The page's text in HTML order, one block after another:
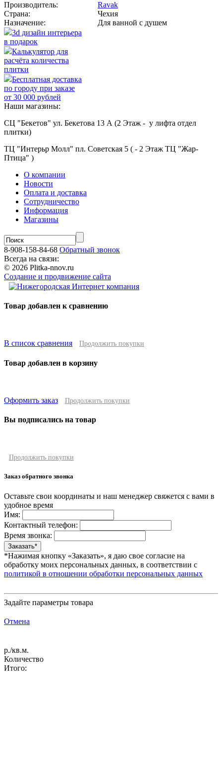
Производитель:
Ravak
Страна:
Чехия
Назначение:
Для ванной с душем
3d дизайн интерьера
в подарок
Калькулятор для
расчёта количества
плитки
Бесплатная доставка
по городу при заказе
от 30 000 рублей
Наши магазины:
СЦ "Бекетов" ул. Бекетова 13 А (2 Этаж - у лифта отдел
плитки)
ТЦ "Интерьр Молл" пл. Советская 5 ( - 2 Этаж ТЦ "Жар-
Птица" )
О компании
Новости
Оплата и доставка
Сотрудничество
Информация
Магазины
8-908-158-84-68 Обратный звонок
Всегда на связи:
© 2026 Plitka-nnov.ru
Создание и продвижение сайта
Товар добавлен к сравнению
В список сравнения Продолжить покупки
Товар добавлен в корзину
Оформить заказ Продолжить покупки
Вы подписались на товар
Продолжить покупки
Заказ обратного звонка
Оставьте свои координаты и наш менеджер свяжется с вами в
удобное время
Имя:
Контактный телефон:
Время звонка:
*Нажимая кнопку «Заказать», я даю свое согласие на
обработку моих персональных данных, в соответствии с
политикой в отношении обработки персональных данных
Задайте параметры товара
Отмена
р./кв.м.
Количество
Итого: